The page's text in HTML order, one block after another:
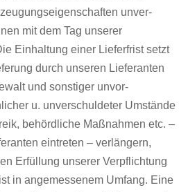
unver-
mit dem Tag unserer
Einhaltung einer Lieferfrist setzt
durch unseren Lieferanten
und sonstiger unvor-
u. unverschuldeter Umstände
behördliche Maßnahmen etc. –
eintreten – verlängern,
Erfüllung unserer Verpflichtung
in angemessenem Umfang. Eine